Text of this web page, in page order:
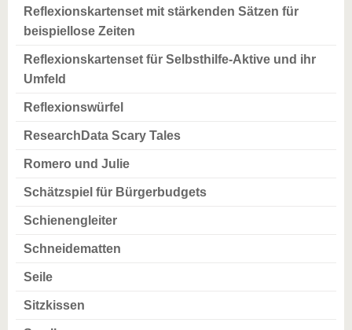
Reflexionskartenset mit stärkenden Sätzen für
beispiellose Zeiten
Reflexionskartenset für Selbsthilfe-Aktive und ihr
Umfeld
Reflexionswürfel
ResearchData Scary Tales
Romero und Julie
Schätzspiel für Bürgerbudgets
Schienengleiter
Schneidematten
Seile
Sitzkissen